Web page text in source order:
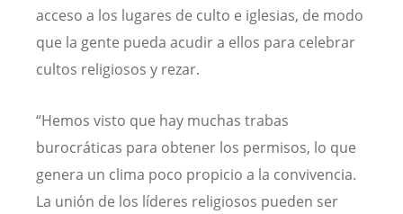
acceso a los lugares de culto e iglesias, de modo
que la gente pueda acudir a ellos para celebrar
cultos religiosos y rezar.
“Hemos visto que hay muchas trabas
burocráticas para obtener los permisos, lo que
genera un clima poco propicio a la convivencia.
La unión de los líderes religiosos pueden ser